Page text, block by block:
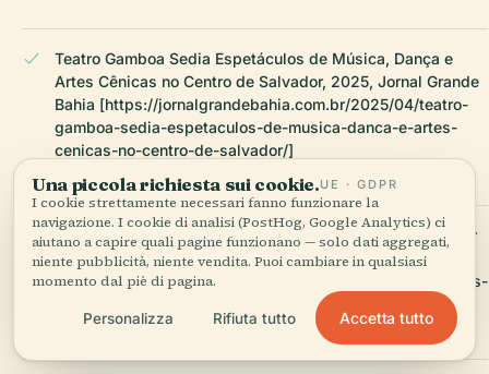
Teatro Gamboa Sedia Espetáculos de Música, Dança e
Artes Cênicas no Centro de Salvador, 2025, Jornal Grande
Bahia [https://jornalgrandebahia.com.br/2025/04/teatro-
gamboa-sedia-espetaculos-de-musica-danca-e-artes-
cenicas-no-centro-de-salvador/]
Histórias dos Bairros de Salvador: Gamboa, n.d., Salvador
da Bahia
[https://www.salvadordabahia.com/experiencias/historias-
Una piccola richiesta sui cookie.UE · GDPR
I cookie strettamente necessari fanno funzionare la
navigazione. I cookie di analisi (PostHog, Google Analytics) ci
aiutano a capire quali pagine funzionano — solo dati aggregati,
niente pubblicità, niente vendita. Puoi cambiare in qualsiasi
momento dal piè di pagina.
Personalizza Rifiuta tutto Accetta tutto